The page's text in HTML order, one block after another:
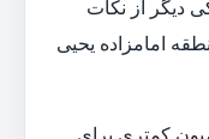
دیگر از نکات
امامزاده یحیی